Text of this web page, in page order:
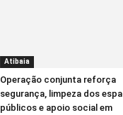
Atibaia
Operação conjunta reforça
segurança, limpeza dos
públicos e apoio social em